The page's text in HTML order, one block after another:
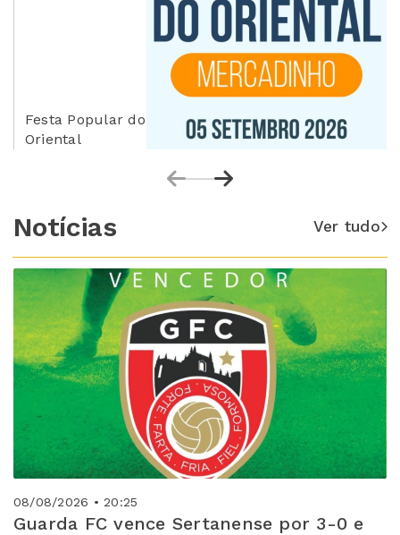
Festa Popular do
Oriental
Notícias Ver tudo
08/08/2026 • 20:25
Guarda FC vence Sertanense por 3-0 e